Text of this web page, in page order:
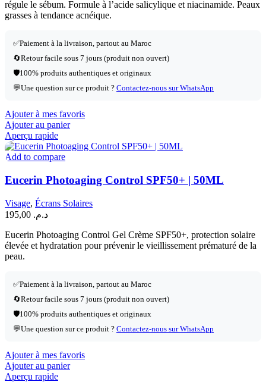
régule le sébum. Formule à l’acide salicylique et niacinamide. Peaux
grasses à tendance acnéique.
✅Paiement à la livraison, partout au Maroc
🔄Retour facile sous 7 jours (produit non ouvert)
🛡️100% produits authentiques et originaux
💬Une question sur ce produit ? Contactez-nous sur WhatsApp
Ajouter à mes favoris
Ajouter au panier
Aperçu rapide
Add to compare
Eucerin Photoaging Control SPF50+ | 50ML
Visage, Écrans Solaires
د.م.
Eucerin Photoaging Control Gel Crème SPF50+, protection solaire
élevée et hydratation pour prévenir le vieillissement prématuré de la
peau.
✅Paiement à la livraison, partout au Maroc
🔄Retour facile sous 7 jours (produit non ouvert)
🛡️100% produits authentiques et originaux
💬Une question sur ce produit ? Contactez-nous sur WhatsApp
Ajouter à mes favoris
Ajouter au panier
Aperçu rapide